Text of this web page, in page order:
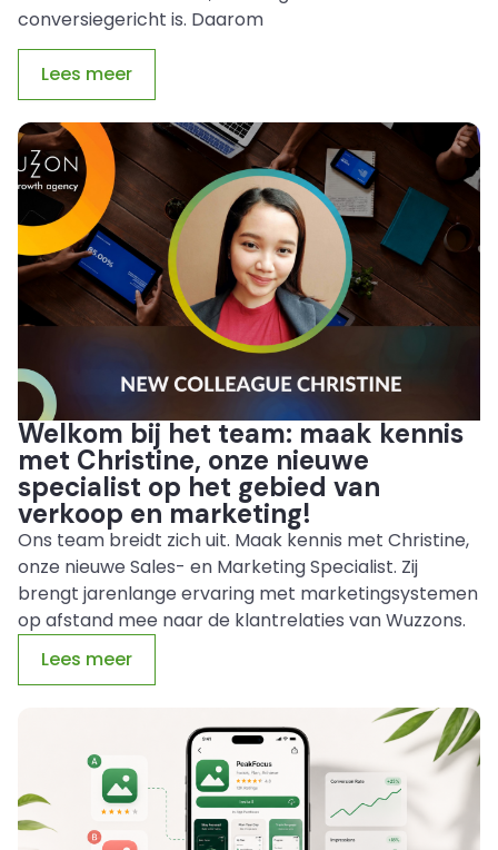
conversiegericht is. Daarom
Lees meer
Welkom bij het team: maak kennis
met Christine, onze nieuwe
specialist op het gebied van
verkoop en marketing!
Ons team breidt zich uit. Maak kennis met Christine,
onze nieuwe Sales- en Marketing Specialist. Zij
brengt jarenlange ervaring met marketingsystemen
op afstand mee naar de klantrelaties van Wuzzons.
Lees meer